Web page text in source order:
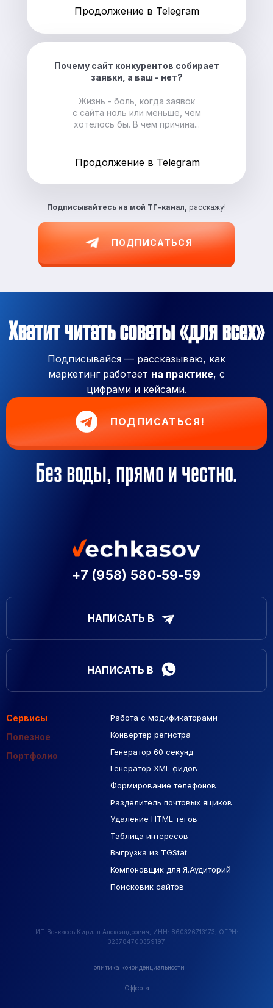
Подписывайтесь на мой ТГ-канал, расскажу!
ПОДПИСАТЬСЯ
Продолжение в Telegram
Почему сайт конкурентов собирает
заявки, а ваш - нет?
Жизнь - боль, когда заявок
с сайта ноль или меньше, чем
хотелось бы. В чем причина...
Продолжение в Telegram
Хватит читать советы «для всех»
Подписывайся — рассказываю, как
маркетинг работает на практике, с
цифрами и кейсами.
ПОДПИСАТЬСЯ!
Без воды, прямо и честно.
+7 (958) 580-59-59
НАПИСАТЬ В
НАПИСАТЬ В
Сервисы
Полезное
Портфолио
Работа с модификаторами
Конвертер регистра
Генератор 60 секунд
Генератор XML фидов
Формирование телефонов
Разделитель почтовых ящиков
Удаление HTML тегов
Таблица интересов
Выгрузка из TGStat
Компоновщик для Я.Аудиторий
Поисковик сайтов
Подборка сайтов
Макеты Figma
База Яндекс Карты
РСЯ площадки
Созданные сайты
Контекстная реклама
ИП Вечкасов Кирилл Александрович, ИНН: 860326713173, ОГРН:
323784700359197
Политика конфиденциальности
Офферта